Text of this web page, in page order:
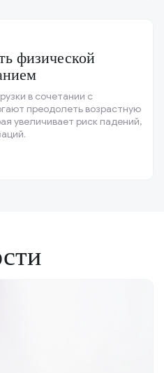
физической
в сочетании с
преодолеть возрастную
увеличивает риск падений,